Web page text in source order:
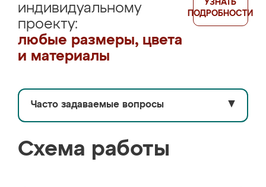
индивидуальному
проекту:
любые размеры, цвета
и материалы
УЗНАТЬ
ПОДРОБНОСТИ
Часто задаваемые вопросы ▼
Схема работы